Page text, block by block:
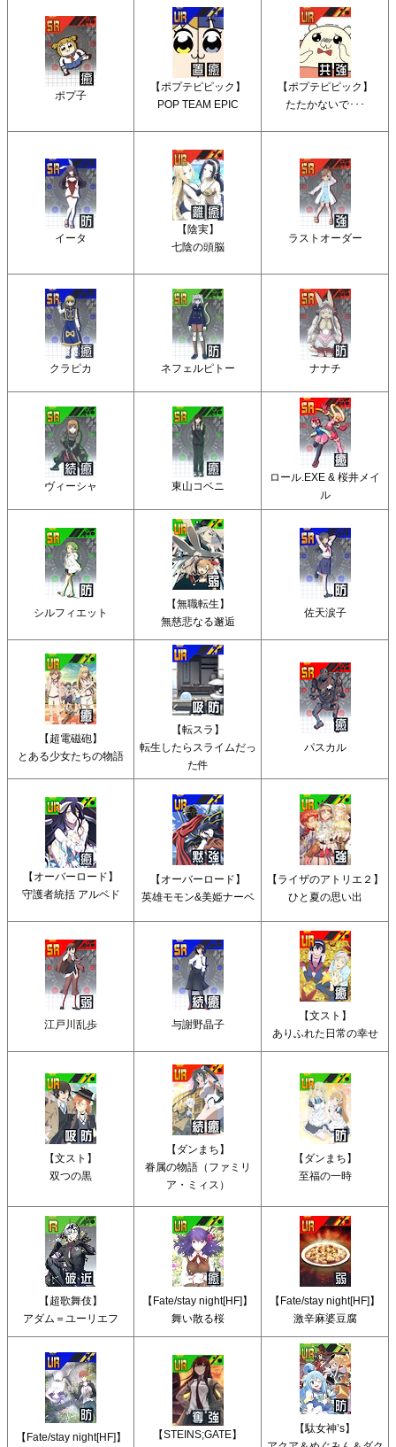
ポプ子
【ポプテピピック】
POP TEAM EPIC
【ポプテピピック】
たたかないで･･･
イータ
【陰実】
七陰の頭脳
ラストオーダー
クラピカ ネフェルピトー ナナチ
ヴィーシャ 東山コベニ
ロール.EXE & 桜井メイ
ル
シルフィエット
【無職転生】
無慈悲なる邂逅
佐天涙子
【超電磁砲】
とある少女たちの物語
【転スラ】
転生したらスライムだっ
た件
パスカル
【オーバーロード】
守護者統括 アルベド
【オーバーロード】
英雄モモン&美姫ナーベ
【ライザのアトリエ２】
ひと夏の思い出
江戸川乱歩 与謝野晶子
【文スト】
ありふれた日常の幸せ
【文スト】
双つの黒
【ダンまち】
眷属の物語（ファミリ
ア・ミィス）
【ダンまち】
至福の一時
【超歌舞伎】
アダム＝ユーリエフ
【Fate/stay night[HF]】
舞い散る桜
【Fate/stay night[HF]】
激辛麻婆豆腐
【Fate/stay night[HF]】
【STEINS;GATE】
【駄女神’s】